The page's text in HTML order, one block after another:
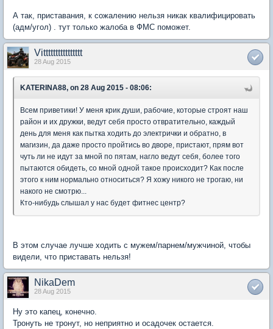
А так, приставания, к сожалению нельзя никак квалифицировать
(адм/угол) . тут только жалоба в ФМС поможет.
Vitttttttttttttttt
28 Aug 2015
KATERINA88, on 28 Aug 2015 - 08:06:
Всем приветики! У меня крик души, рабочие, которые строят наш
район и их дружки, ведут себя просто отвратительно, каждый
день для меня как пытка ходить до электрички и обратно, в
магизин, да даже просто пройтись во дворе, пристают, прям вот
чуть ли не идут за мной по пятам, нагло ведут себя, более того
пытаются обидеть, со мной одной такое происходит? Как после
этого к ним нормально относиться? Я хожу никого не трогаю, ни
накого не смотрю...
Кто-нибудь слышал у нас будет фитнес центр?
В этом случае лучше ходить с мужем/парнем/мужчиной, чтобы
видели, что приставать нельзя!
NikaDem
28 Aug 2015
Ну это капец, конечно.
Тронуть не тронут, но неприятно и осадочек остается.